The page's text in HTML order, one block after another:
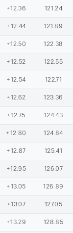
+12.36 121.24
+12.44 121.89
+12.50 122.38
+12.52 122.55
+12.54 122.71
+12.62 123.36
+12.75 124.43
+12.80 124.84
+12.87 125.41
+12.95 126.07
+13.05 126.89
+13.07 127.05
+13.29 128.85